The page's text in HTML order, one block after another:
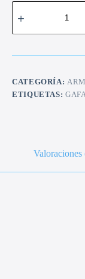
Anteojos
de
cantidad
CATEGORÍA:
ETIQUETAS:
Valoraciones